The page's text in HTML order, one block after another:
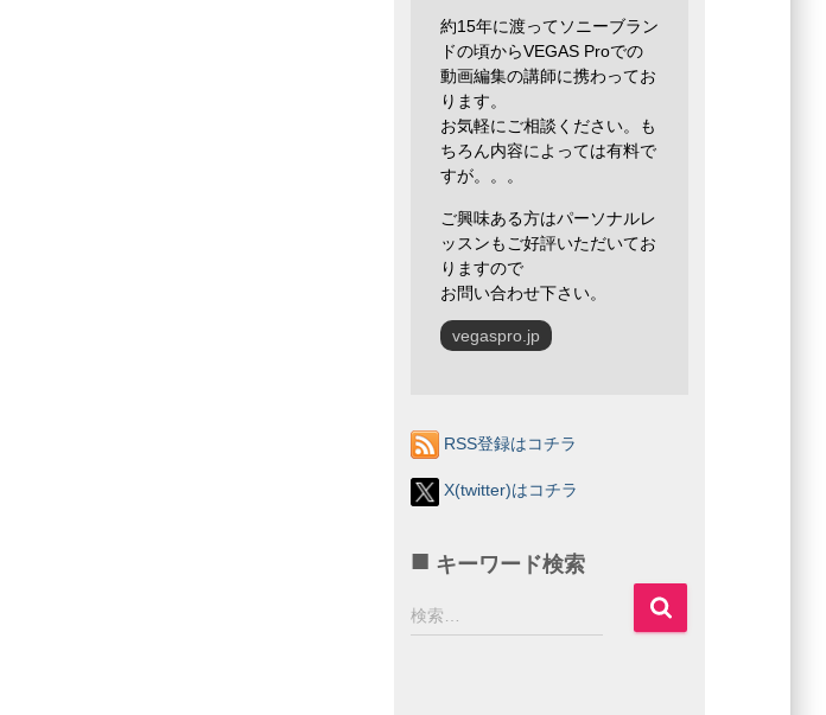
約15年に渡ってソニーブラン
ドの頃からVEGAS Proでの
動画編集の講師に携わってお
ります。
お気軽にご相談ください。も
ちろん内容によっては有料で
すが。。。
ご興味ある方はパーソナルレ
ッスンもご好評いただいてお
りますので
お問い合わせ下さい。
vegaspro.jp
RSS登録はコチラ
X(twitter)はコチラ
キーワード検索
検
索
検索…